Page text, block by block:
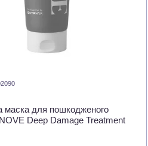
маска для пошкодженого
Deep Damage Treatment